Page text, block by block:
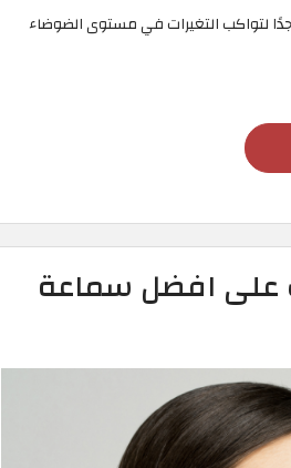
بلوتوث ذكية جدًا لتواكب التغيرات في مستوى الضوضاء
2026 - تعرف على افضل سماعة